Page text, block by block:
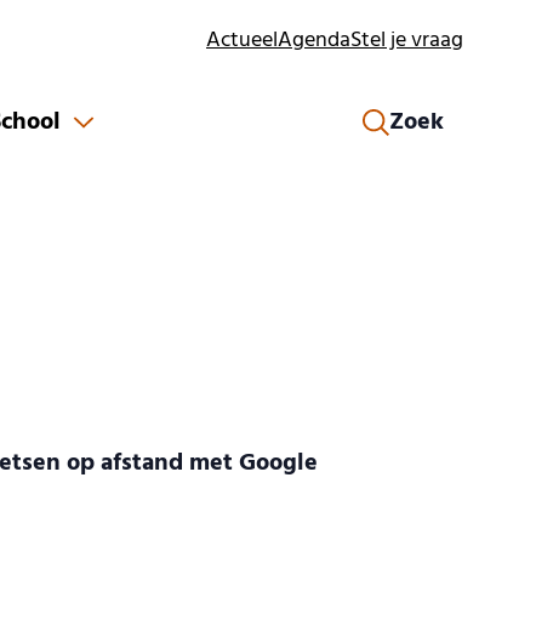
ActueelAgendaStel je vraag
Zoek
op afstand met Google